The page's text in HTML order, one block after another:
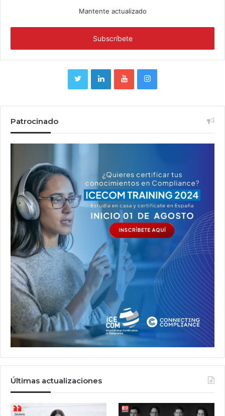
Mantente actualizado
Patrocinado
Últimas actualizaciones